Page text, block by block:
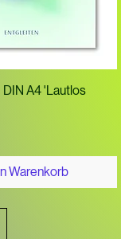
A4 'Lautlos
Warenkorb